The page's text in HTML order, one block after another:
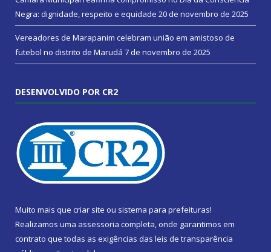
Negra: dignidade, respeito e equidade 20 de novembro de 2025
Vereadores de Marapanim celebram união em amistoso de
futebol no distrito de Marudá 7 de novembro de 2025
DESENVOLVIDO POR CR2
Muito mais que criar site ou sistema para prefeituras!
Realizamos uma assessoria completa, onde garantimos em
contrato que todas as exigências das leis de transparência